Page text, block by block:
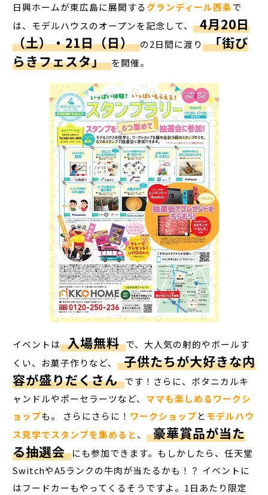
日興ホームが東広島に展開するグランディール西条で
は、モデルハウスのオープンを記念して、 4月20日
（土）・21日（日） の2日間に渡り
「街び
らきフェスタ」 を開催。
イベントは 入場無料 で、大人気の射的やボールす
くい、お菓子作りなど、 子供たちが大好きな内
容が盛りだくさん です！さらに、ボタニカルキ
ャンドルやポーセラーツなど、 ママも楽しめるワークシ
ョップも。 さらにさらに！ ワークショップと モデルハウ
ス見学でスタンプを集めると、 豪華賞品が当た
る抽選会 にも参加できます。もしかしたら、任天堂
SwitchやA5ランクの牛肉が当たるかも！？ イベントに
はフードカーもやってくるそうですよ。1日あたり限定